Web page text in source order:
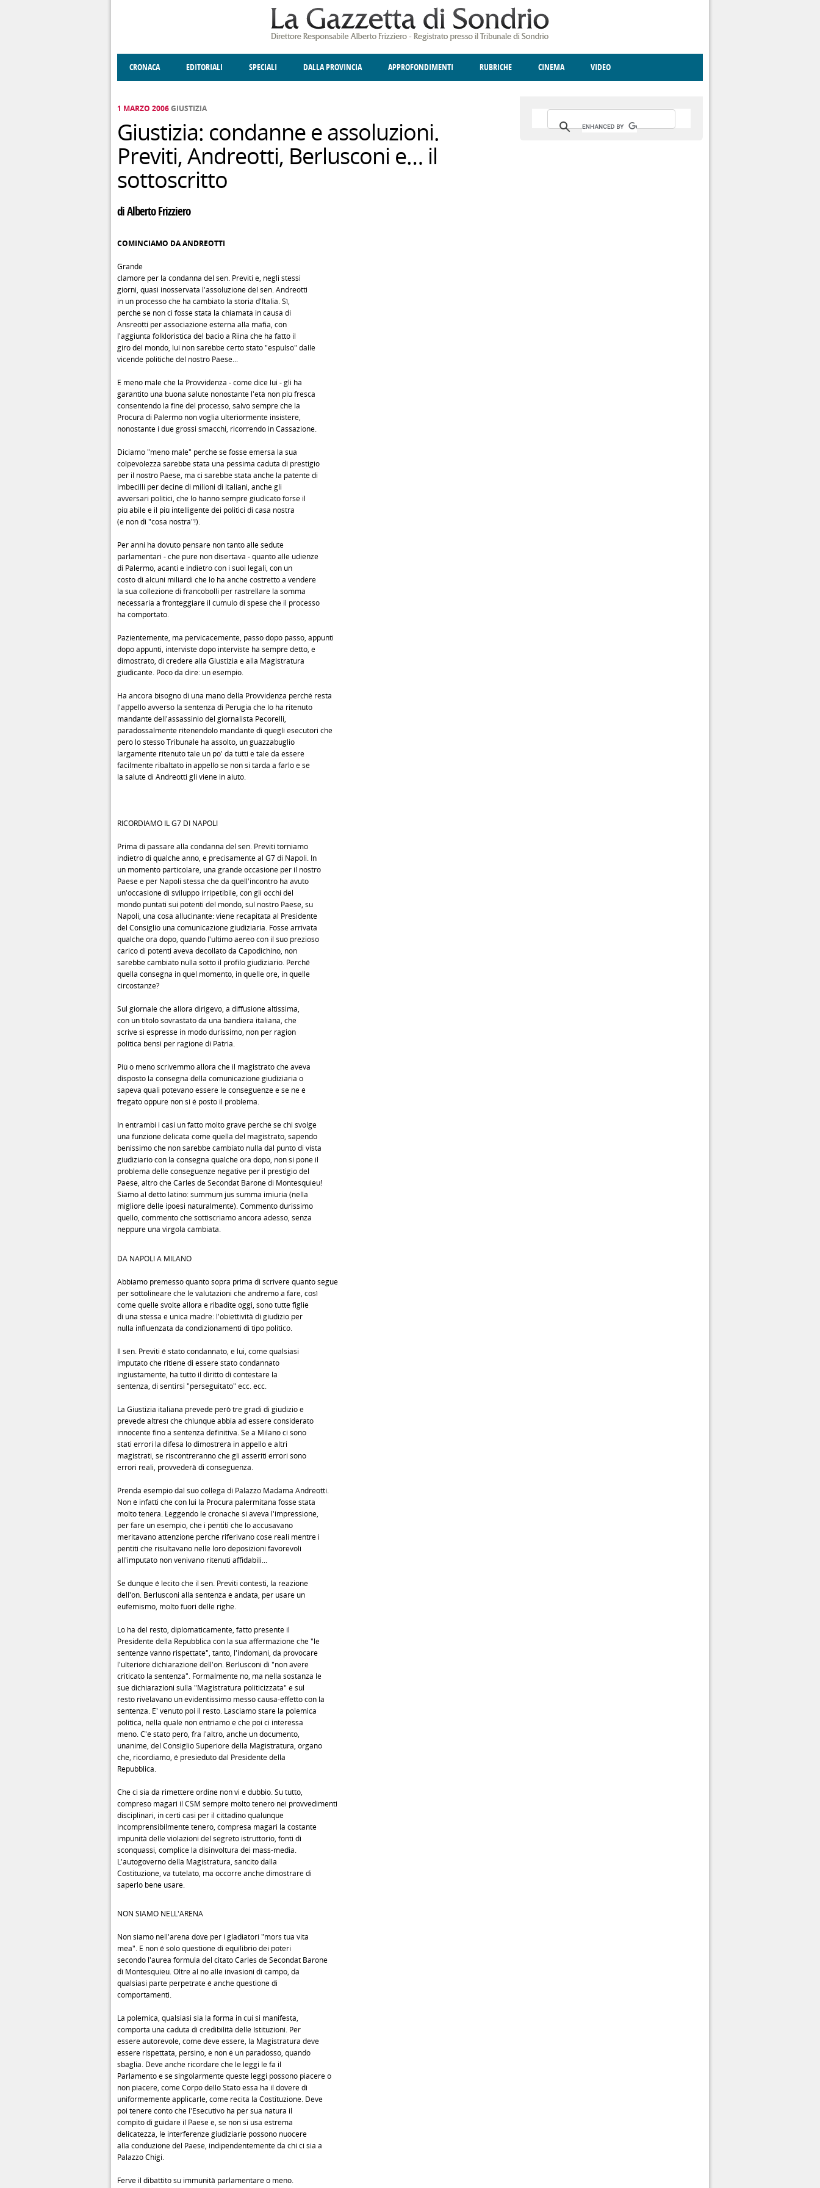
CRONACA EDITORIALI SPECIALI DALLA PROVINCIA APPROFONDIMENTI RUBRICHE CINEMA VIDEO
1 MARZO 2006GIUSTIZIA
Giustizia: condanne e assoluzioni.
Previti, Andreotti, Berlusconi e… il
sottoscritto
di Alberto Frizziero
COMINCIAMO DA ANDREOTTI
Grande
clamore per la condanna del sen. Previti e, negli stessi
giorni, quasi inosservata l'assoluzione del sen. Andreotti
in un processo che ha cambiato la storia d'Italia. Sì,
perché se non ci fosse stata la chiamata in causa di
Ansreotti per associazione esterna alla mafia, con
l'aggiunta folkloristica del bacio a Riina che ha fatto il
giro del mondo, lui non sarebbe certo stato "espulso" dalle
vicende politiche del nostro Paese...
E meno male che la Provvidenza - come dice lui - gli ha
garantito una buona salute nonostante l'età non più fresca
consentendo la fine del processo, salvo sempre che la
Procura di Palermo non voglia ulteriormente insistere,
nonostante i due grossi smacchi, ricorrendo in Cassazione.
Diciamo "meno male" perché se fosse emersa la sua
colpevolezza sarebbe stata una pessima caduta di prestigio
per il nostro Paese, ma ci sarebbe stata anche la patente di
imbecilli per decine di milioni di italiani, anche gli
avversari politici, che lo hanno sempre giudicato forse il
più abile e il più intelligente dei politici di casa nostra
(e non di "cosa nostra"!).
Per anni ha dovuto pensare non tanto alle sedute
parlamentari - che pure non disertava - quanto alle udienze
di Palermo, acanti e indietro con i suoi legali, con un
costo di alcuni miliardi che lo ha anche costretto a vendere
la sua collezione di francobolli per rastrellare la somma
necessaria a fronteggiare il cumulo di spese che il processo
ha comportato.
Pazientemente, ma pervicacemente, passo dopo passo, appunti
dopo appunti, interviste dopo interviste ha sempre detto, e
dimostrato, di credere alla Giustizia e alla Magistratura
giudicante. Poco da dire: un esempio.
Ha ancora bisogno di una mano della Provvidenza perché resta
l'appello avverso la sentenza di Perugia che lo ha ritenuto
mandante dell'assassinio del giornalista Pecorelli,
paradossalmente ritenendolo mandante di quegli esecutori che
però lo stesso Tribunale ha assolto, un guazzabuglio
largamente ritenuto tale un po' da tutti e tale da essere
facilmente ribaltato in appello se non si tarda a farlo e se
la salute di Andreotti gli viene in aiuto.
RICORDIAMO IL G7 DI NAPOLI
Prima di passare alla condanna del sen. Previti torniamo
indietro di qualche anno, e precisamente al G7 di Napoli. In
un momento particolare, una grande occasione per il nostro
Paese e per Napoli stessa che da quell'incontro ha avuto
un'occasione di sviluppo irripetibile, con gli occhi del
mondo puntati sui potenti del mondo, sul nostro Paese, su
Napoli, una cosa allucinante: viene recapitata al Presidente
del Consiglio una comunicazione giudiziaria. Fosse arrivata
qualche ora dopo, quando l'ultimo aereo con il suo prezioso
carico di potenti aveva decollato da Capodichino, non
sarebbe cambiato nulla sotto il profilo giudiziario. Perché
quella consegna in quel momento, in quelle ore, in quelle
circostanze?
Sul giornale che allora dirigevo, a diffusione altissima,
con un titolo sovrastato da una bandiera italiana, che
scrive si espresse in modo durissimo, non per ragion
politica bensì per ragione di Patria.
Più o meno scrivemmo allora che il magistrato che aveva
disposto la consegna della comunicazione giudiziaria o
sapeva quali potevano essere le conseguenze e se ne é
fregato oppure non si é posto il problema.
In entrambi i casi un fatto molto grave perché se chi svolge
una funzione delicata come quella del magistrato, sapendo
benissimo che non sarebbe cambiato nulla dal punto di vista
giudiziario con la consegna qualche ora dopo, non si pone il
problema delle conseguenze negative per il prestigio del
Paese, altro che Carles de Secondat Barone di Montesquieu!
Siamo al detto latino: summum jus summa imiuria (nella
migliore delle ipoesi naturalmente). Commento durissimo
quello, commento che sottiscriamo ancora adesso, senza
neppure una virgola cambiata.
DA NAPOLI A MILANO
Abbiamo premesso quanto sopra prima di scrivere quanto segue
per sottolineare che le valutazioni che andremo a fare, così
come quelle svolte allora e ribadite oggi, sono tutte figlie
di una stessa e unica madre: l'obiettività di giudizio per
nulla influenzata da condizionamenti di tipo politico.
Il sen. Previti é stato condannato, e lui, come qualsiasi
imputato che ritiene di essere stato condannato
ingiustamente, ha tutto il diritto di contestare la
sentenza, di sentirsi "perseguitato" ecc. ecc.
La Giustizia italiana prevede però tre gradi di giudizio e
prevede altresì che chiunque abbia ad essere considerato
innocente fino a sentenza definitiva. Se a Milano ci sono
stati errori la difesa lo dimostrerà in appello e altri
magistrati, se riscontreranno che gli asseriti errori sono
errori reali, provvederà di conseguenza.
Prenda esempio dal suo collega di Palazzo Madama Andreotti.
Non é infatti che con lui la Procura palermitana fosse stata
molto tenera. Leggendo le cronache si aveva l'impressione,
per fare un esempio, che i pentiti che lo accusavano
meritavano attenzione perché riferivano cose reali mentre i
pentiti che risultavano nelle loro deposizioni favorevoli
all'imputato non venivano ritenuti affidabili...
Se dunque é lecito che il sen. Previti contesti, la reazione
dell'on. Berlusconi alla sentenza é andata, per usare un
eufemismo, molto fuori delle righe.
Lo ha del resto, diplomaticamente, fatto presente il
Presidente della Repubblica con la sua affermazione che "le
sentenze vanno rispettate", tanto, l'indomani, da provocare
l'ulteriore dichiarazione dell'on. Berlusconi di "non avere
criticato la sentenza". Formalmente no, ma nella sostanza le
sue dichiarazioni sulla "Magistratura politicizzata" e sul
resto rivelavano un evidentissimo messo causa-effetto con la
sentenza. E' venuto poi il resto. Lasciamo stare la polemica
politica, nella quale non entriamo e che poi ci interessa
meno. C'é stato però, fra l'altro, anche un documento,
unanime, del Consiglio Superiore della Magistratura, organo
che, ricordiamo, é presieduto dal Presidente della
Repubblica.
Che ci sia da rimettere ordine non vi é dubbio. Su tutto,
compreso magari il CSM sempre molto tenero nei provvedimenti
disciplinari, in certi casi per il cittadino qualunque
incomprensibilmente tenero, compresa magari la costante
impunità delle violazioni del segreto istruttorio, fonti di
sconquassi, complice la disinvoltura dei mass-media.
L'autogoverno della Magistratura, sancito dalla
Costituzione, va tutelato, ma occorre anche dimostrare di
saperlo bene usare.
NON SIAMO NELL'ARENA
Non siamo nell'arena dove per i gladiatori "mors tua vita
mea". E non é solo questione di equilibrio dei poteri
secondo l'aurea formula del citato Carles de Secondat Barone
di Montesquieu. Oltre al no alle invasioni di campo, da
qualsiasi parte perpetrate é anche questione di
comportamenti.
La polemica, qualsiasi sia la forma in cui si manifesta,
comporta una caduta di credibilità delle Istituzioni. Per
essere autorevole, come deve essere, la Magistratura deve
essere rispettata, persino, e non é un paradosso, quando
sbaglia. Deve anche ricordare che le leggi le fa il
Parlamento e se singolarmente queste leggi possono piacere o
non piacere, come Corpo dello Stato essa ha il dovere di
uniformemente applicarle, come recita la Costituzione. Deve
poi tenere conto che l'Esecutivo ha per sua natura il
compito di guidare il Paese e, se non si usa estrema
delicatezza, le interferenze giudiziarie possono nuocere
alla conduzione del Paese, indipendentemente da chi ci sia a
Palazzo Chigi.
Ferve il dibattito su immunità parlamentare o meno.